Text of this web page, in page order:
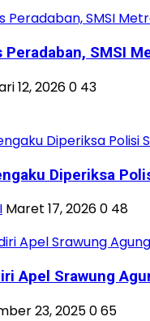
Peradaban, SMSI
12, 20260 43
Diperiksa
Maret 17, 20260 48
Apel Srawung
23, 2025065